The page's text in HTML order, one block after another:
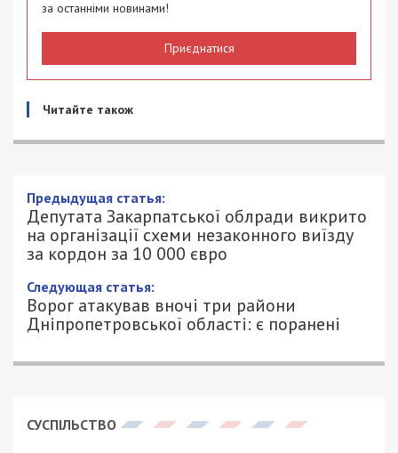
за останніми новинами!
Приєднатися
Читайте також
Предыдущая статья:
Депутата Закарпатської облради викрито
на організації схеми незаконного виїзду
за кордон за 10 000 євро
Следующая статья:
Ворог атакував вночі три райони
Дніпропетровської області: є поранені
СУСПІЛЬСТВО